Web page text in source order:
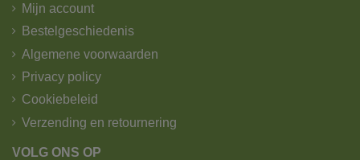
Mijn account
Bestelgeschiedenis
Algemene voorwaarden
Privacy policy
Cookiebeleid
Verzending en retournering
VOLG ONS OP